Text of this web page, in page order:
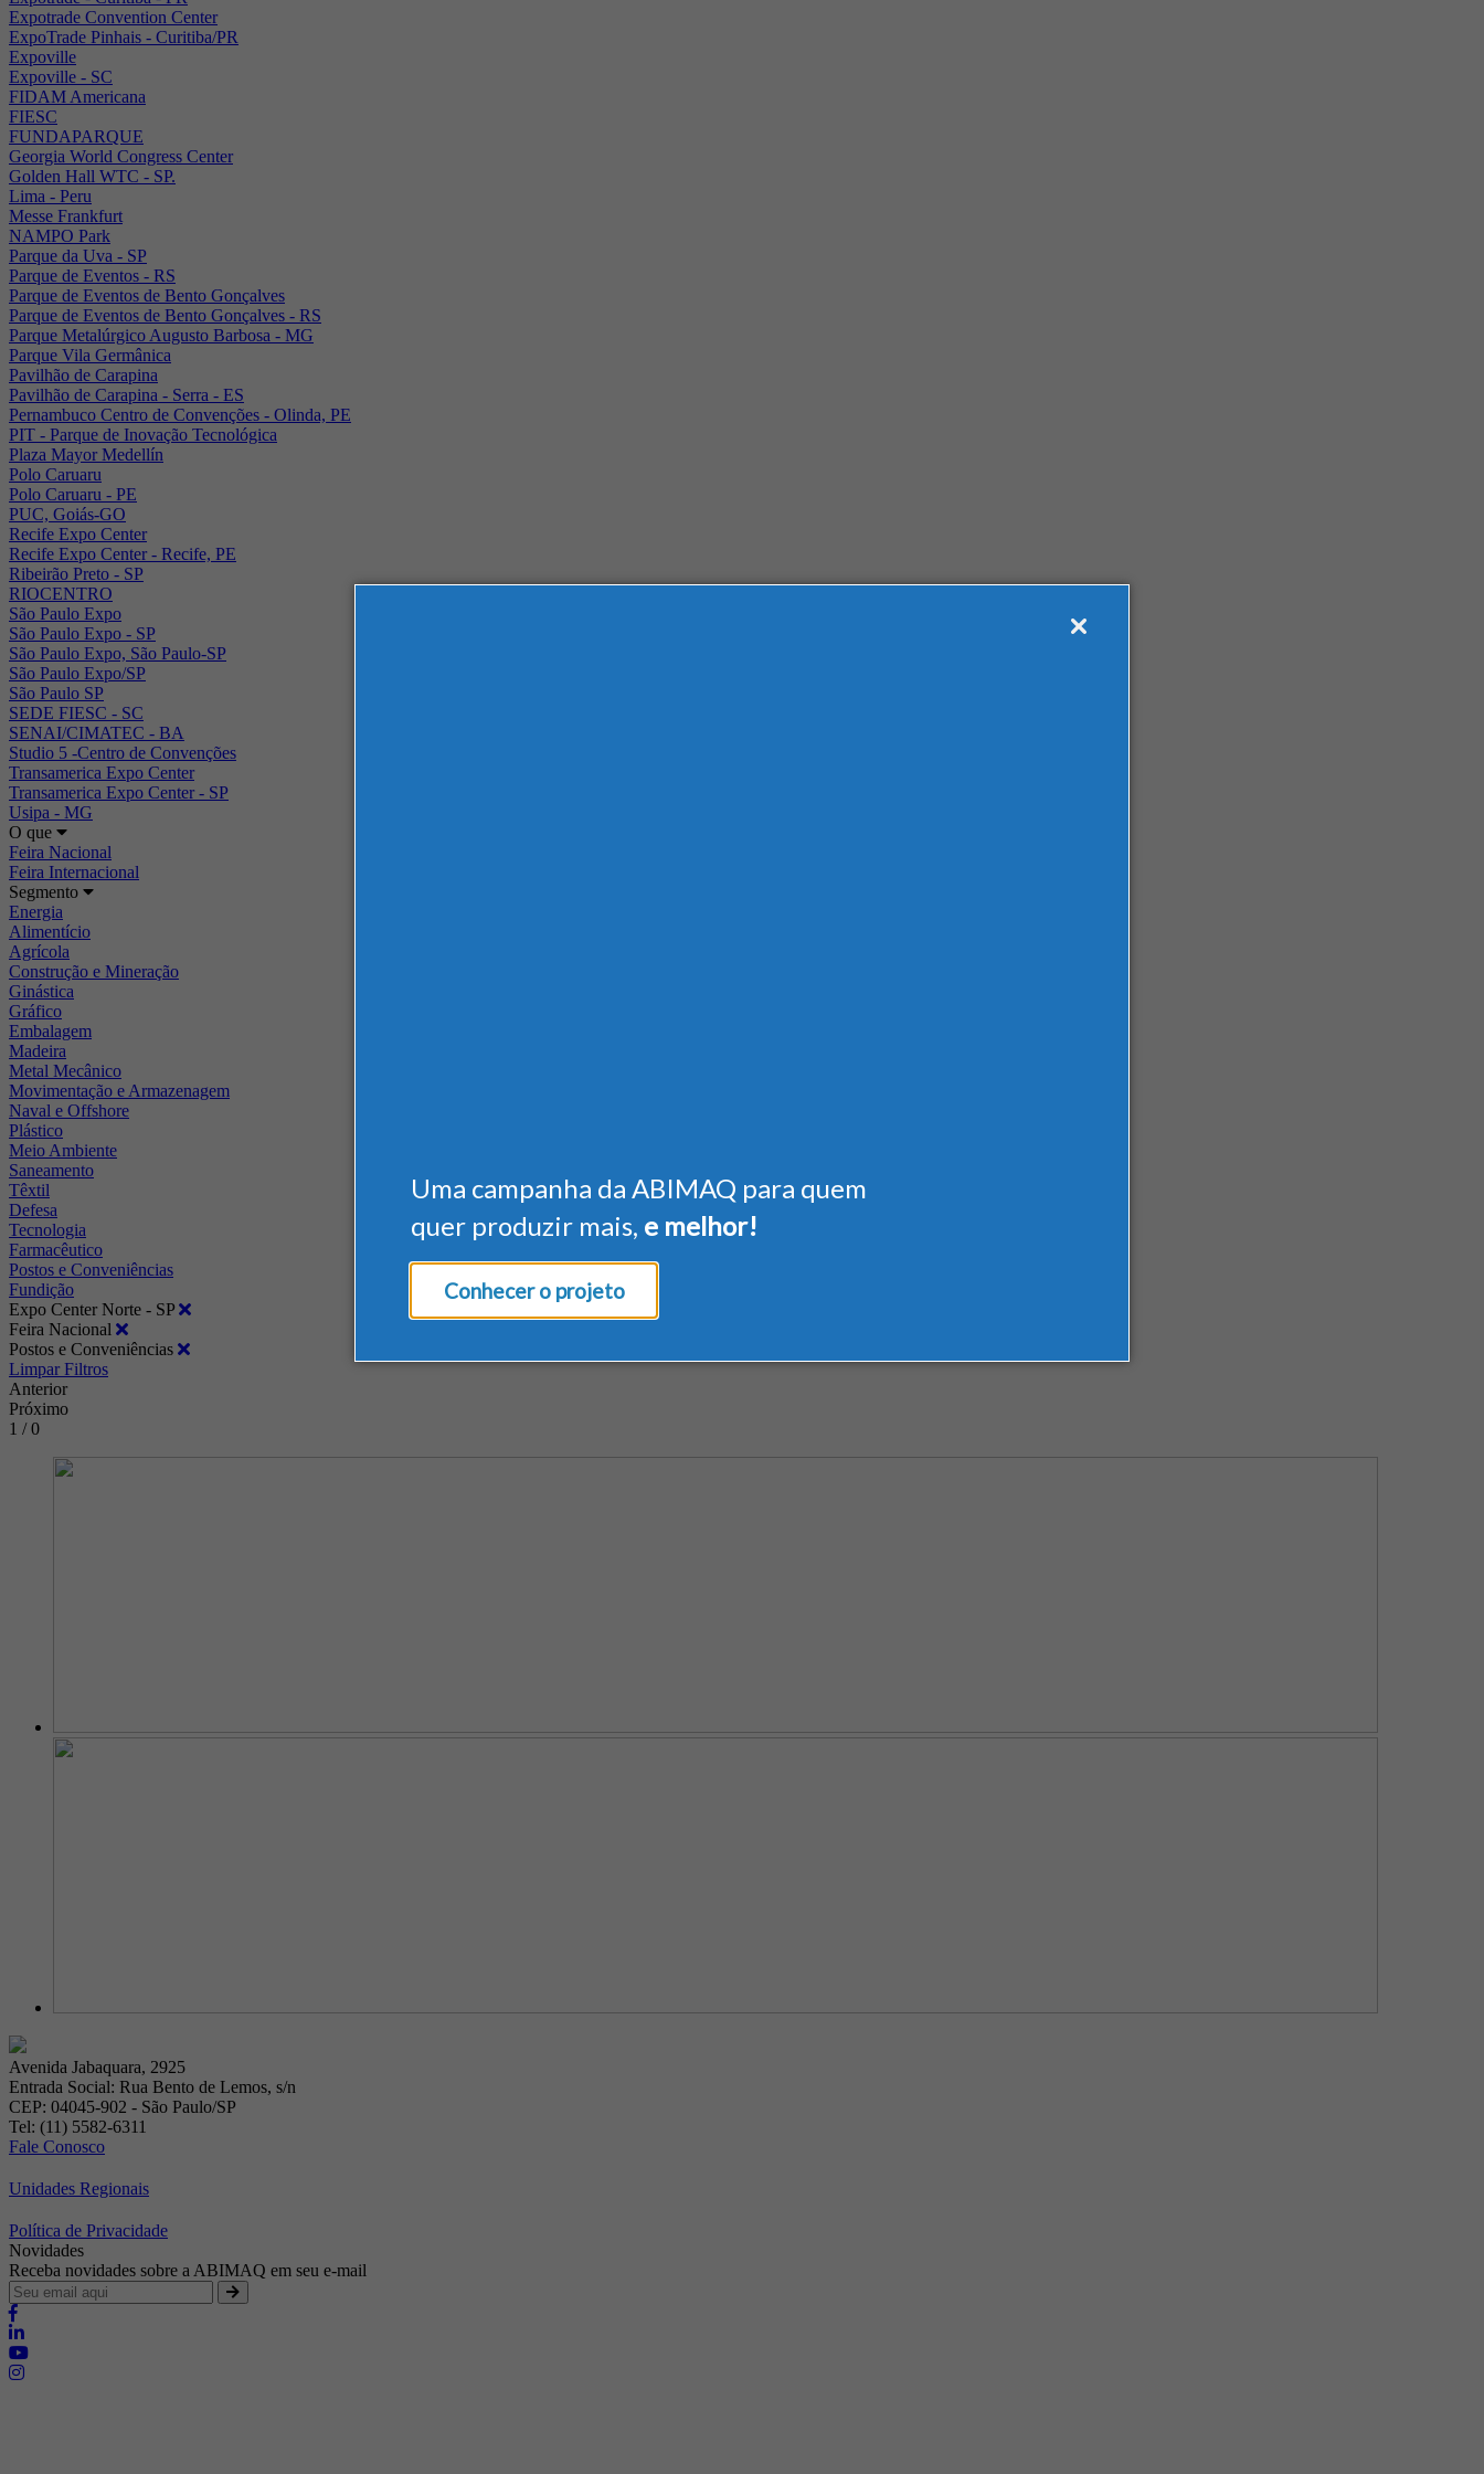
Uma campanha da ABIMAQ para quem
quer produzir mais, e melhor!
Conhecer o projeto
Expotrade Convention Center
ExpoTrade Pinhais - Curitiba/PR
Expoville
Expoville - SC
FIDAM Americana
FIESC
FUNDAPARQUE
Georgia World Congress Center
Golden Hall WTC - SP.
Lima - Peru
Messe Frankfurt
NAMPO Park
Parque da Uva - SP
Parque de Eventos - RS
Parque de Eventos de Bento Gonçalves
Parque de Eventos de Bento Gonçalves - RS
Parque Metalúrgico Augusto Barbosa - MG
Parque Vila Germânica
Pavilhão de Carapina
Pavilhão de Carapina - Serra - ES
Pernambuco Centro de Convenções - Olinda, PE
PIT - Parque de Inovação Tecnológica
Plaza Mayor Medellín
Polo Caruaru
Polo Caruaru - PE
PUC, Goiás-GO
Recife Expo Center
Recife Expo Center - Recife, PE
Ribeirão Preto - SP
RIOCENTRO
São Paulo Expo
São Paulo Expo - SP
São Paulo Expo, São Paulo-SP
São Paulo Expo/SP
São Paulo SP
SEDE FIESC - SC
SENAI/CIMATEC - BA
Studio 5 -Centro de Convenções
Transamerica Expo Center
Transamerica Expo Center - SP
Usipa - MG
O que
Feira Nacional
Feira Internacional
Segmento
Energia
Alimentício
Agrícola
Construção e Mineração
Ginástica
Gráfico
Embalagem
Madeira
Metal Mecânico
Movimentação e Armazenagem
Naval e Offshore
Plástico
Meio Ambiente
Saneamento
Têxtil
Defesa
Tecnologia
Farmacêutico
Postos e Conveniências
Fundição
Expo Center Norte - SP
Feira Nacional
Postos e Conveniências
Limpar Filtros
Anterior
Próximo
1 / 0
Avenida Jabaquara, 2925
Entrada Social: Rua Bento de Lemos, s/n
CEP: 04045-902 - São Paulo/SP
Tel: (11) 5582-6311
Fale Conosco
Unidades Regionais
Política de Privacidade
Novidades
Receba novidades sobre a ABIMAQ em seu e-mail